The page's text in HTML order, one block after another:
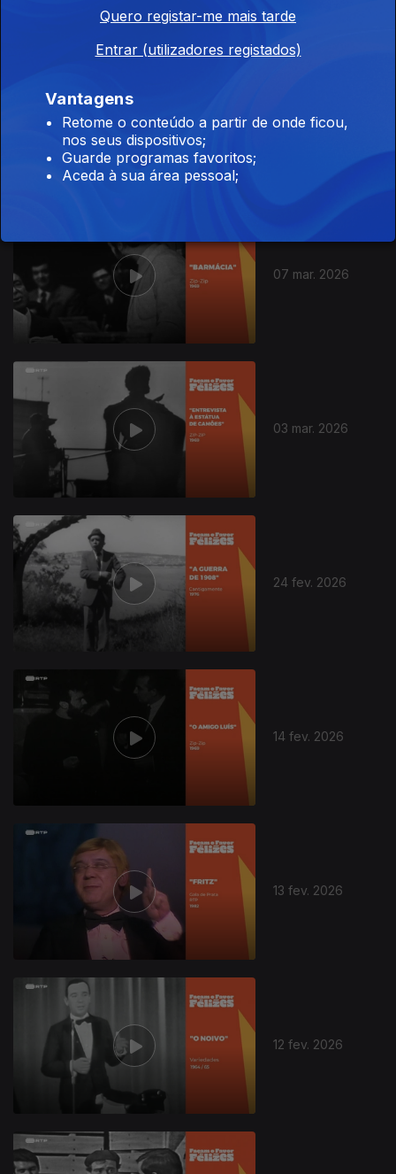
08 mar. 2026
07 mar. 2026
03 mar. 2026
24 fev. 2026
14 fev. 2026
13 fev. 2026
12 fev. 2026
Quero registar-me mais tarde
Entrar (utilizadores registados)
Vantagens
Retome o conteúdo a partir de onde ficou,
nos seus dispositivos;
Guarde programas favoritos;
Aceda à sua área pessoal;